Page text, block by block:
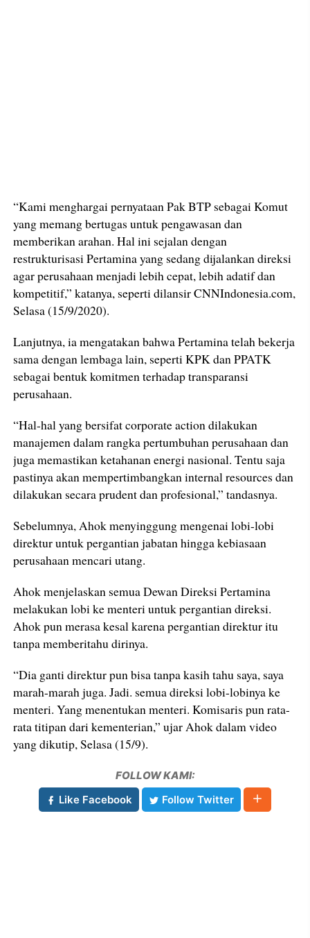
“Kami menghargai pernyataan Pak BTP sebagai Komut
yang memang bertugas untuk pengawasan dan
memberikan arahan. Hal ini sejalan dengan
restrukturisasi Pertamina yang sedang dijalankan direksi
agar perusahaan menjadi lebih cepat, lebih adatif dan
kompetitif,” katanya, seperti dilansir CNNIndonesia.com,
Selasa (15/9/2020).
Lanjutnya, ia mengatakan bahwa Pertamina telah bekerja
sama dengan lembaga lain, seperti KPK dan PPATK
sebagai bentuk komitmen terhadap transparansi
perusahaan.
“Hal-hal yang bersifat corporate action dilakukan
manajemen dalam rangka pertumbuhan perusahaan dan
juga memastikan ketahanan energi nasional. Tentu saja
pastinya akan mempertimbangkan internal resources dan
dilakukan secara prudent dan profesional,” tandasnya.
Sebelumnya, Ahok menyinggung mengenai lobi-lobi
direktur untuk pergantian jabatan hingga kebiasaan
perusahaan mencari utang.
Ahok menjelaskan semua Dewan Direksi Pertamina
melakukan lobi ke menteri untuk pergantian direksi.
Ahok pun merasa kesal karena pergantian direktur itu
tanpa memberitahu dirinya.
“Dia ganti direktur pun bisa tanpa kasih tahu saya, saya
marah-marah juga. Jadi. semua direksi lobi-lobinya ke
menteri. Yang menentukan menteri. Komisaris pun rata-
rata titipan dari kementerian,” ujar Ahok dalam video
yang dikutip, Selasa (15/9).
FOLLOW KAMI:
Like Facebook
Follow Twitter